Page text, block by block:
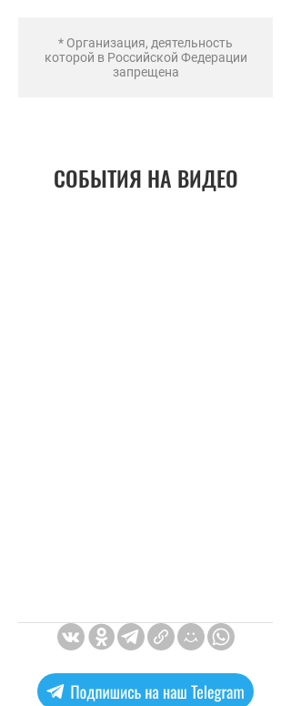
* Организация, деятельность
которой в Российской Федерации
запрещена
СОБЫТИЯ НА ВИДЕО